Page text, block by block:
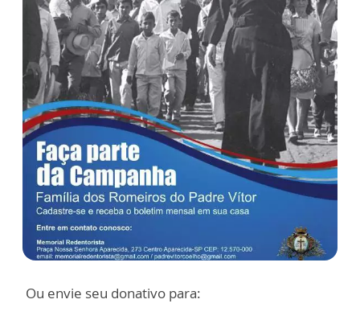
Ou envie seu donativo para: